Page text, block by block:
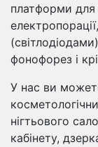
платформи для
фонофорез і
У нас ви
нігтьового
кабінету,